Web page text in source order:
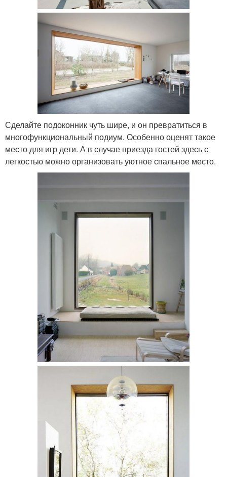
Сделайте подоконник чуть шире, и он превратиться в
многофункциональный подиум. Особенно оценят такое
место для игр дети. А в случае приезда гостей здесь с
легкостью можно организовать уютное спальное место.